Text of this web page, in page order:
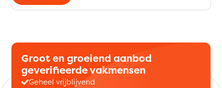
Groot en groeiend aanbod
geverifieerde vakmensen
Geheel vrijblijvend